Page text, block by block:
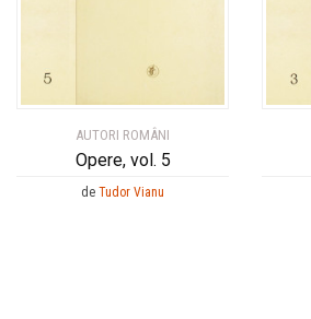
AUTORI ROMÂNI
Opere, vol. 5
de Tudor Vianu